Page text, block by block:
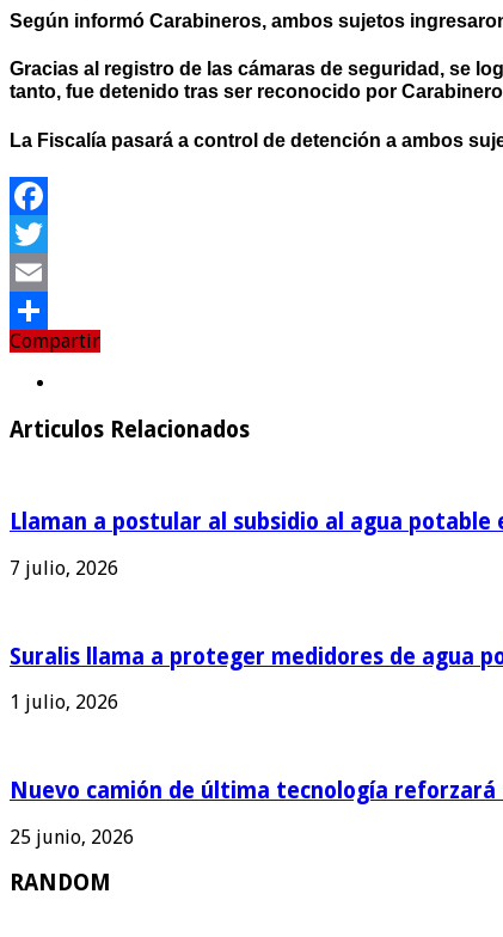
Según informó Carabineros, ambos sujetos
Gracias al registro de las cámaras de seguridad, se
tanto, fue detenido tras ser reconocido por
La Fiscalía pasará a control de detención a ambos
Facebook
Twitter
Email
Compartir
Compartir
Articulos Relacionados
Llaman a postular al subsidio al agua potable
7 julio, 2026
Suralis llama a proteger medidores de agua
1 julio, 2026
Nuevo camión de última tecnología
25 junio, 2026
RANDOM